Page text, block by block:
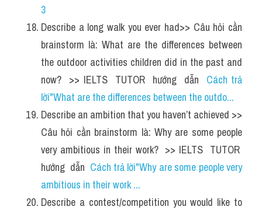
3
Describe a long walk you ever had>> Câu hỏi cần
brainstorm là: What are the differences between
the outdoor activities children did in the past and
now?  >> IELTS  TUTOR  hướng  dẫn Cách trả
lời"What are the differences between the outdo...
Describe an ambition that you haven’t achieved >>
Câu hỏi cần brainstorm là: Why are some people
very ambitious in their work?  >> IELTS  TUTOR
hướng  dẫn Cách trả lời"Why are some people very
ambitious in their work ...
Describe a contest/competition you would like to